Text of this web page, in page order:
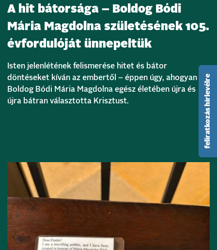
A hit bátorsága – Boldog Bódi
Mária Magdolna születésének 105.
évfordulóját ünnepeltük
Isten jelenlétének felismerése hitet és bátor
döntéseket kíván az embertől – éppen úgy, ahogyan
Boldog Bódi Mária Magdolna egész életében újra és
újra bátran választotta Krisztust.
feliratkozás hírlevélre